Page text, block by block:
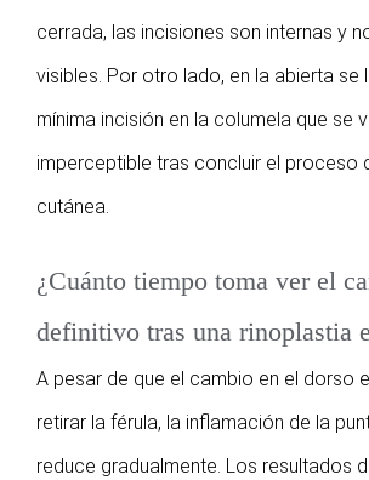
cerrada, las incisiones son internas y
visibles. Por otro lado, en la abierta se
mínima incisión en la columela que se
imperceptible tras concluir el proceso
cutánea.
¿Cuánto tiempo toma ver el
definitivo tras una rinoplastia
A pesar de que el cambio en el dorso
retirar la férula, la inflamación de la
reduce gradualmente. Los resultados